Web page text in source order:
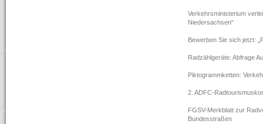
Verkehrsministerium
Niedersachsen“
Bewerben Sie sich jetzt:
Radzählgeräte: Abfrage
Piktogrammketten:
2. ADFC-
FGSV-Merkblatt zur
Bundesstraßen